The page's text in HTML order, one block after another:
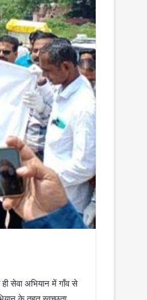
सेवा अभियान में गाँव से